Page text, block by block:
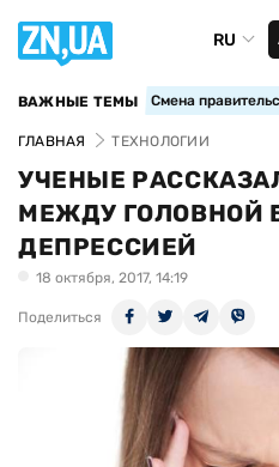
RU
ВАЖНЫЕ ТЕМЫ Смена
ГЛАВНАЯ ТЕХНОЛОГИИ
УЧЕНЫЕ
МЕЖДУ ГОЛОВНОЙ
ДЕПРЕССИЕЙ
18 октября, 2017, 14:19
Поделиться